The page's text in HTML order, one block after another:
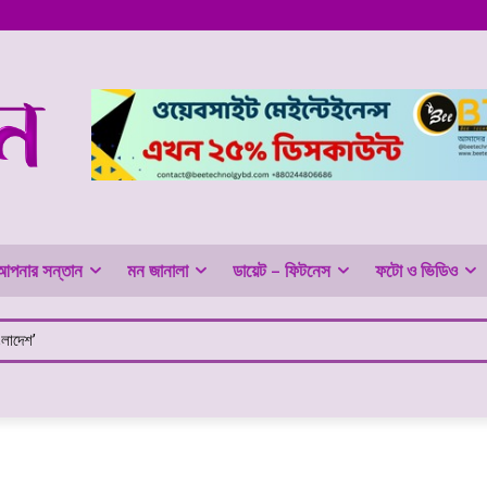
সন্তান মন জানালা ডায়েট – ফিটনেস ফটো ও ভিডিও